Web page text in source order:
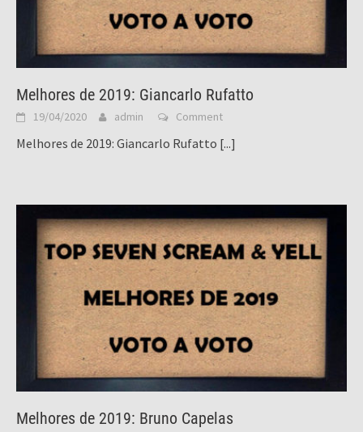
Melhores de 2019: Giancarlo Rufatto
19/04/2020 admin Comment
Melhores de 2019: Giancarlo Rufatto [...]
Melhores de 2019: Bruno Capelas